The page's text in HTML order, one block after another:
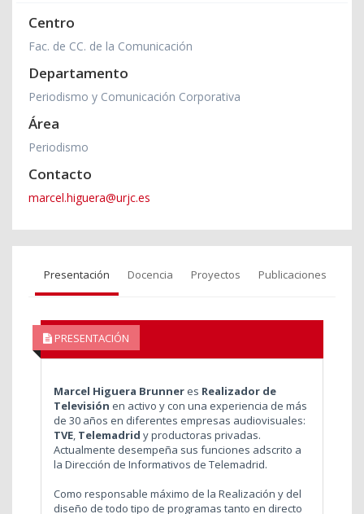
Centro
Fac. de CC. de la Comunicación
Departamento
Periodismo y Comunicación Corporativa
Área
Periodismo
Contacto
marcel.higuera@urjc.es
Presentación Docencia Proyectos Publicaciones
PRESENTACIÓN
Marcel Higuera Brunner es Realizador de
Televisión en activo y con una experiencia de más
de 30 años en diferentes empresas audiovisuales:
TVE, Telemadrid y productoras privadas.
Actualmente desempeña sus funciones adscrito a
la Dirección de Informativos de Telemadrid.
Como responsable máximo de la Realización y del
diseño de todo tipo de programas tanto en directo